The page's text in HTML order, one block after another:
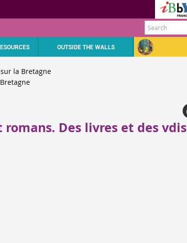
Search
OUTSIDE THE WALLS
la Bretagne
Des livres et des